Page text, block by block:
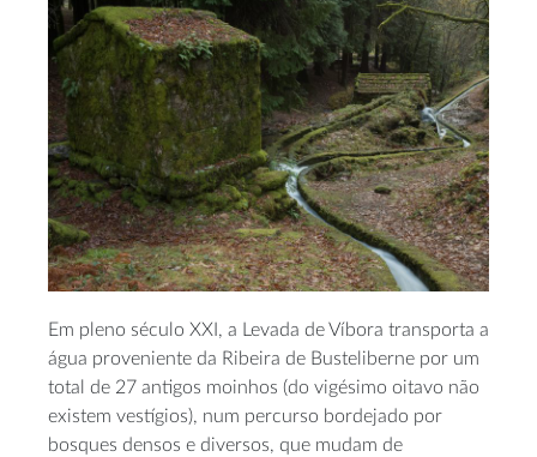
Em pleno século XXI, a Levada de Víbora transporta a
água proveniente da Ribeira de Busteliberne por um
total de 27 antigos moinhos (do vigésimo oitavo não
existem vestígios), num percurso bordejado por
bosques densos e diversos, que mudam de